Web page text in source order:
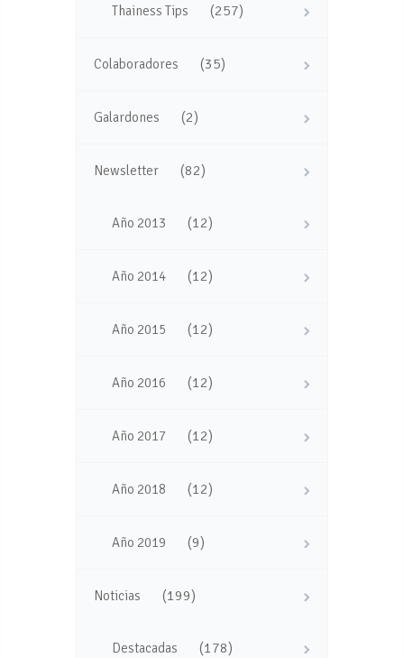
Thainess Tips (257)
Colaboradores (35)
Galardones (2)
Newsletter (82)
Año 2013 (12)
Año 2014 (12)
Año 2015 (12)
Año 2016 (12)
Año 2017 (12)
Año 2018 (12)
Año 2019 (9)
Noticias (199)
Destacadas (178)